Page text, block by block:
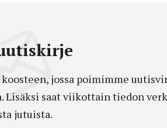
jossa poimimme
Lisäksi saat viikottain tiedon
jutuista.